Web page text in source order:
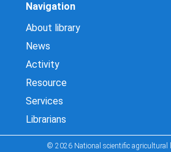
Navigation
About library
News
Activity
Resource
Services
Librarians
© 2026 National scientific agricultural